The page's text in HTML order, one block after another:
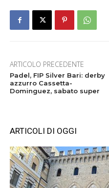
ARTICOLO PRECEDENTE
Padel, FIP Silver Bari: derby
azzurro Cassetta-
Dominguez, sabato super
ARTICOLI DI OGGI